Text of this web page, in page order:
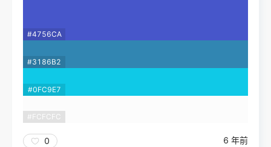
#4756CA
#3186B2
#0FC9E7
#FCFCFC
0 6 年前